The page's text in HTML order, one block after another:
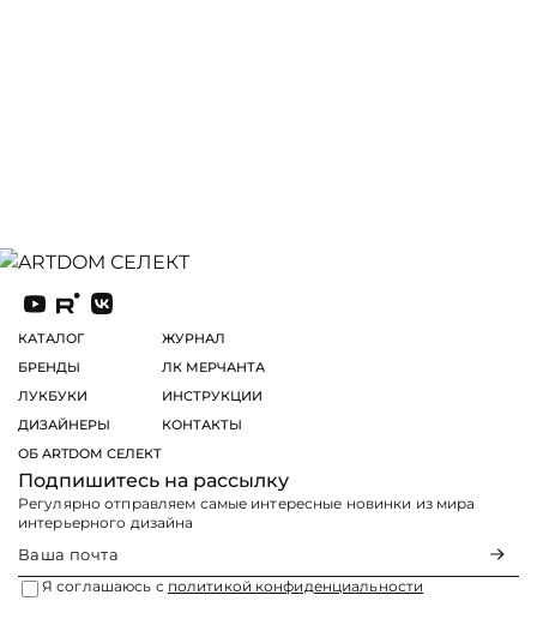
КАТАЛОГ
БРЕНДЫ
ЛУКБУКИ
ДИЗАЙНЕРЫ
ОБ ARTDOM СЕЛЕКТ
ЖУРНАЛ
ЛК МЕРЧАНТА
ИНСТРУКЦИИ
КОНТАКТЫ
Подпишитесь на рассылку
Регулярно отправляем самые интересные новинки из мира
интерьерного дизайна
Я соглашаюсь с политикой конфиденциальности